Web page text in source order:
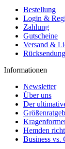
Bestellung
Login &
Zahlung
Gutscheine
Versand &
Informationen
Newsletter
Über uns
Der
Hemden
Business vs.